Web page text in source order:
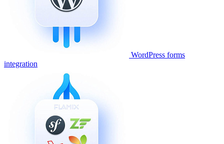
WordPress forms
integration